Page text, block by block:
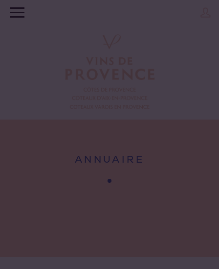
ANNUAIRE